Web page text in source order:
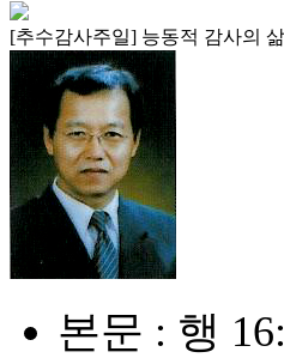
[추수감사주일] 능동적 감사의 삶
본문 : 행